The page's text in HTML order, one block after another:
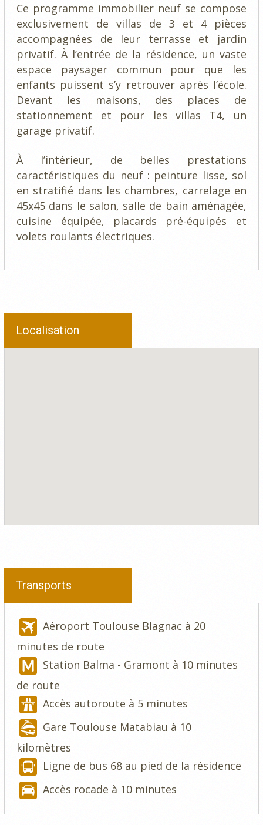
Ce programme immobilier neuf se compose
exclusivement de villas de 3 et 4 pièces
accompagnées de leur terrasse et jardin
privatif. À l’entrée de la résidence, un vaste
espace paysager commun pour que les
enfants puissent s’y retrouver après l’école.
Devant les maisons, des places de
stationnement et pour les villas T4, un
garage privatif.
À l’intérieur, de belles prestations
caractéristiques du neuf : peinture lisse, sol
en stratifié dans les chambres, carrelage en
45x45 dans le salon, salle de bain aménagée,
cuisine équipée, placards pré-équipés et
volets roulants électriques.
Localisation
Transports
Aéroport Toulouse Blagnac à 20
minutes de route
Station Balma - Gramont à 10 minutes
de route
Accès autoroute à 5 minutes
Gare Toulouse Matabiau à 10
kilomètres
Ligne de bus 68 au pied de la résidence
Accès rocade à 10 minutes